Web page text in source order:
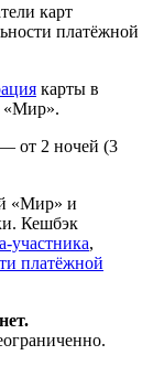
карт
платёжной
карты в
«Мир».
от 2 ночей (3
«Мир» и
Кешбэк
участника,
платёжной